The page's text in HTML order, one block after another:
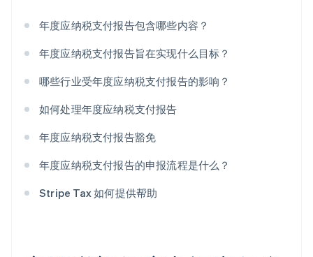
年度应纳税支付报告包含哪些内容？
年度应纳税支付报告旨在实现什么目标？
哪些行业受年度应纳税支付报告的影响？
如何处理年度应纳税支付报告
年度应纳税支付报告豁免
年度应纳税支付报告的申报流程是什么？
Stripe Tax 如何提供帮助